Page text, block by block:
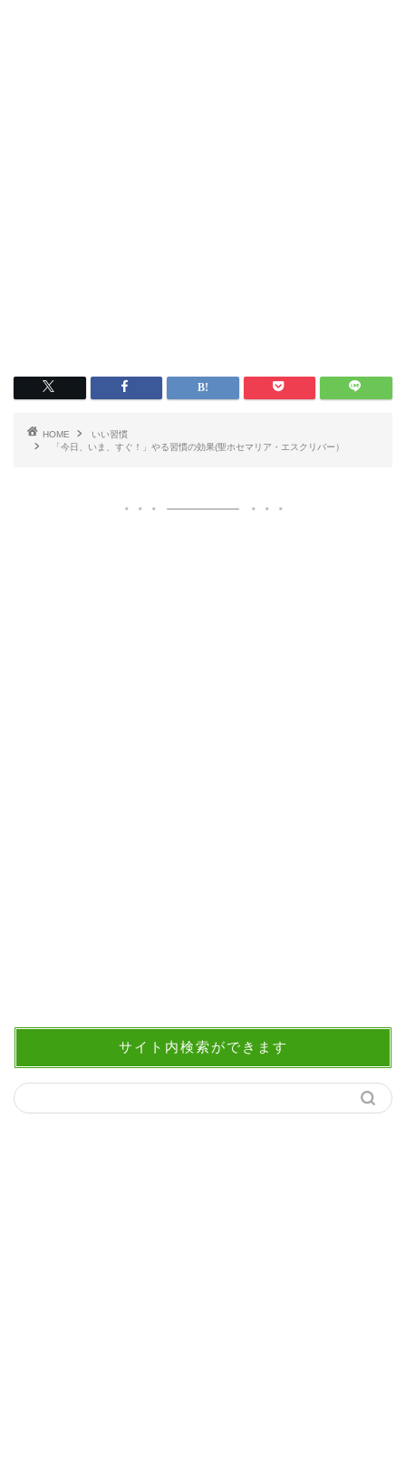
HOME
いい習慣
「今日、いま、すぐ！」やる習慣の効果(聖ホセマリア・エスクリバー）
サイト内検索ができます